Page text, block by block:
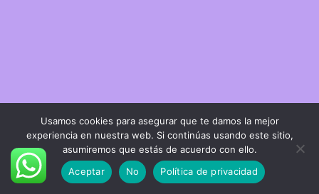
Usamos cookies para asegurar que te damos la mejor
experiencia en nuestra web. Si continúas usando este sitio,
asumiremos que estás de acuerdo con ello.
Aceptar
No Política de privacidad